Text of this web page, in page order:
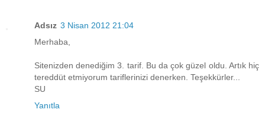
Adsız 3 Nisan 2012 21:04
Merhaba,
Sitenizden denediğim 3. tarif. Bu da çok güzel oldu. Artık hiç
tereddüt etmiyorum tariflerinizi denerken. Teşekkürler...
SU
Yanıtla